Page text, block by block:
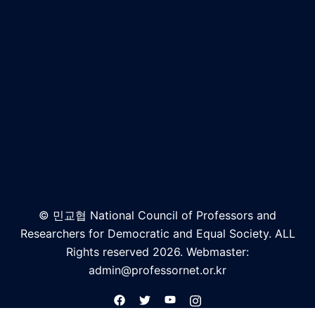
© 민교협 National Council of Professors and
Researchers for Democratic and Equal Society. ALL
Rights reserved 2026. Webmaster:
admin@professornet.or.kr